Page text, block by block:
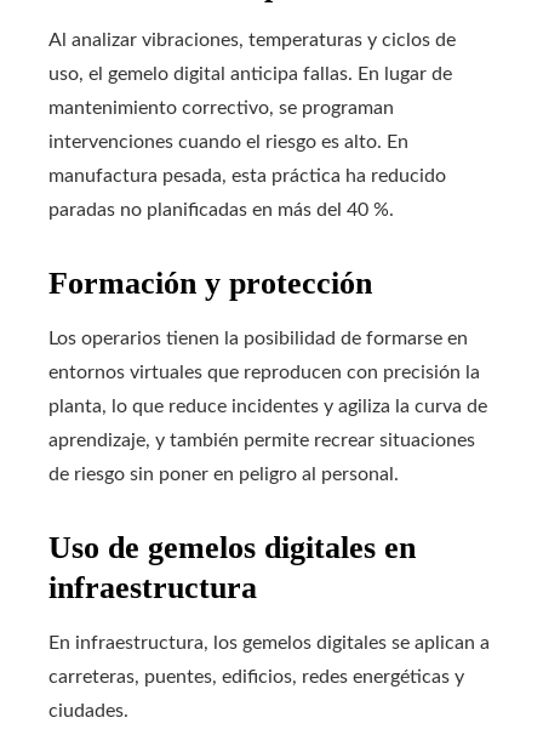
Al analizar vibraciones, temperaturas y ciclos de
uso, el gemelo digital anticipa fallas. En lugar de
mantenimiento correctivo, se programan
intervenciones cuando el riesgo es alto. En
manufactura pesada, esta práctica ha reducido
paradas no planificadas en más del 40 %.
Formación y protección
Los operarios tienen la posibilidad de formarse en
entornos virtuales que reproducen con precisión la
planta, lo que reduce incidentes y agiliza la curva de
aprendizaje, y también permite recrear situaciones
de riesgo sin poner en peligro al personal.
Uso de gemelos digitales en
infraestructura
En infraestructura, los gemelos digitales se aplican a
carreteras, puentes, edificios, redes energéticas y
ciudades.